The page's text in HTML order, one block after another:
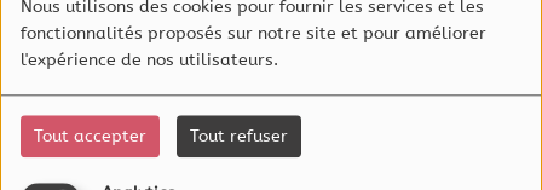
Nous utilisons des cookies pour fournir les services et les
fonctionnalités proposés sur notre site et pour améliorer
l'expérience de nos utilisateurs.
Tout accepter Tout refuser